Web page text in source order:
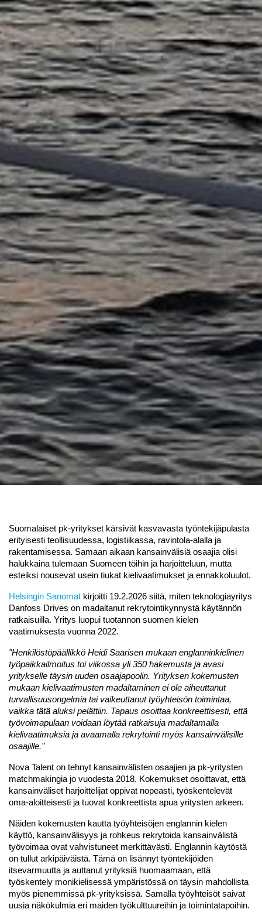
Suomalaiset pk-yritykset kärsivät kasvavasta työntekijäpulasta
erityisesti teollisuudessa, logistiikassa, ravintola-alalla ja
rakentamisessa. Samaan aikaan kansainvälisiä osaajia olisi
halukkaina tulemaan Suomeen töihin ja harjoitteluun, mutta
esteiksi nousevat usein tiukat kielivaatimukset ja ennakkoluulot.
Helsingin Sanomat kirjoitti 19.2.2026 siitä, miten teknologiayritys
Danfoss Drives on madaltanut rekrytointikynnystä käytännön
ratkaisuilla. Yritys luopui tuotannon suomen kielen
vaatimuksesta vuonna 2022.
"Henkilöstöpäällikkö Heidi Saarisen mukaan englanninkielinen
työpaikkailmoitus toi viikossa yli 350 hakemusta ja avasi
yritykselle täysin uuden osaajapoolin. Yrityksen kokemusten
mukaan kielivaatimusten madaltaminen ei ole aiheuttanut
turvallisuusongelmia tai vaikeuttanut työyhteisön toimintaa,
vaikka tätä aluksi pelättiin. Tapaus osoittaa konkreettisesti, että
työvoimapulaan voidaan löytää ratkaisuja madaltamalla
kielivaatimuksia ja avaamalla rekrytointi myös kansainvälisille
osaajille."
Nova Talent on tehnyt kansainvälisten osaajien ja pk-yritysten
matchmakingia jo vuodesta 2018. Kokemukset osoittavat, että
kansainväliset harjoittelijat oppivat nopeasti, työskentelevät
oma-aloitteisesti ja tuovat konkreettista apua yritysten arkeen.
Näiden kokemusten kautta työyhteisöjen englannin kielen
käyttö, kansainvälisyys ja rohkeus rekrytoida kansainvälistä
työvoimaa ovat vahvistuneet merkittävästi. Englannin käytöstä
on tullut arkipäiväistä. Tämä on lisännyt työntekijöiden
itsevarmuutta ja auttanut yrityksiä huomaamaan, että
työskentely monikielisessä ympäristössä on täysin mahdollista
myös pienemmissä pk-yrityksissä. Samalla työyhteisöt saivat
uusia näkökulmia eri maiden työkulttuureihin ja toimintatapoihin.